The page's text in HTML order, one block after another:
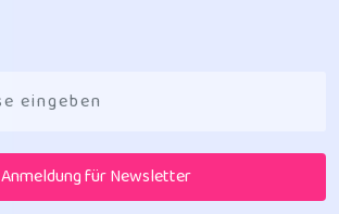
Anmeldung für Newsletter